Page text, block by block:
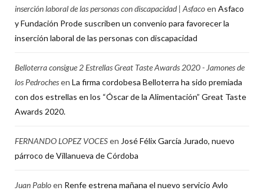
inserción laboral de las personas con discapacidad | Asfacoen Asfaco
y Fundación Prode suscriben un convenio para favorecer la
inserción laboral de las personas con discapacidad
Belloterra consigue 2 Estrellas Great Taste Awards 2020 - Jamones de
los Pedrochesen La firma cordobesa Belloterra ha sido premiada
con dos estrellas en los “Óscar de la Alimentación” Great Taste
Awards 2020.
FERNANDO LOPEZ VOCESen José Félix García Jurado, nuevo
párroco de Villanueva de Córdoba
Juan Pabloen Renfe estrena mañana el nuevo servicio Avlo